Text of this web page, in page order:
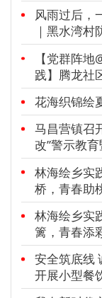
风雨过后，
｜黑水湾
【党群阵
践】腾龙社
动 助力文明
花海织锦绘
马昌营镇召
改”警示教
林海绘乡实
桥，青春助
林海绘乡实
篱，青春添
安全筑底线
开展小型餐
讲活动